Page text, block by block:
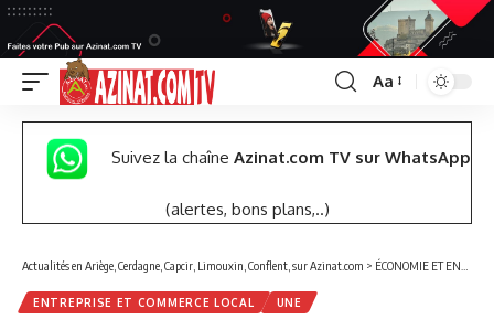
Font
Resizer
Aa
Suivez la chaîne Azinat.com TV sur WhatsApp
(alertes, bons plans,..)
Actualités en Ariège, Cerdagne, Capcir, Limouxin, Conflent, sur Azinat.com > ÉCONOMIE ET ENTREPRISES
ENTREPRISE ET COMMERCE LOCAL UNE